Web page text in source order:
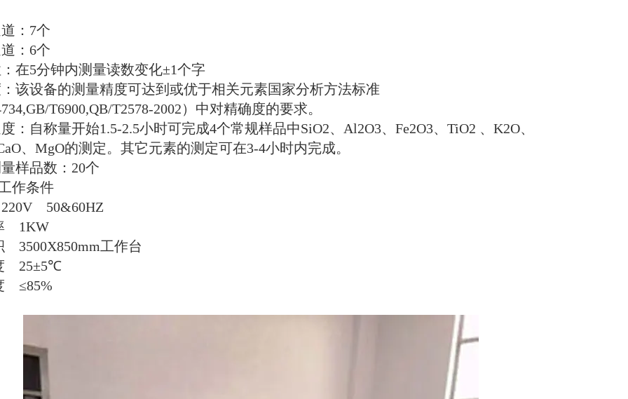
： 7个
： 6个
在5分钟内测量读数变化±1个字
该设备的测量精度可达到或优于相关元素国家分析方法标准
T6900,QB/T2578-2002）中对精确度的要求。
：自称量开始1.5-2.5小时可完成4个常规样品中SiO2、 Al2O3、 Fe2O3、 TiO2 、 K2O、
、 MgO的测定。其它元素的测定可在3-4小时内完成。
样品数： 20个
作条件
220V 50&60HZ
1KW
3500X850mm工作台
25±5℃
≤85%